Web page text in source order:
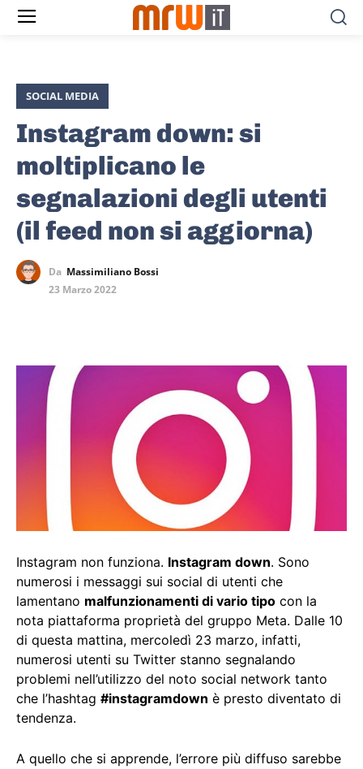
SOCIAL MEDIA
Instagram down: si
moltiplicano le
segnalazioni degli utenti
(il feed non si aggiorna)
Da Massimiliano Bossi
23 Marzo 2022
Instagram non funziona. Instagram down. Sono
numerosi i messaggi sui social di utenti che
lamentano malfunzionamenti di vario tipo con la
nota piattaforma proprietà del gruppo Meta. Dalle 10
di questa mattina, mercoledì 23 marzo, infatti,
numerosi utenti su Twitter stanno segnalando
problemi nell’utilizzo del noto social network tanto
che l’hashtag #instagramdown è presto diventato di
tendenza.
A quello che si apprende, l’errore più diffuso sarebbe